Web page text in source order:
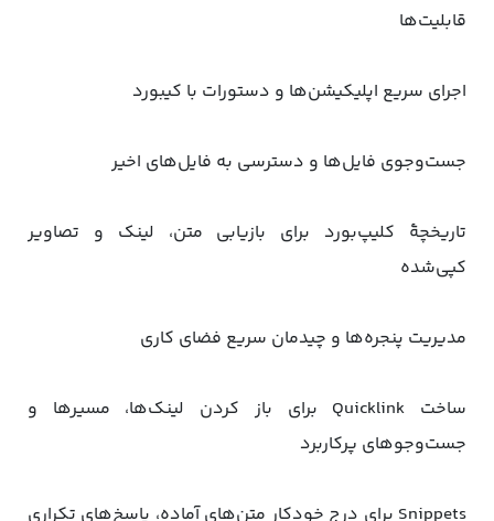
قابلیت‌ها
اجرای سریع اپلیکیشن‌ها و دستورات با کیبورد
جست‌وجوی فایل‌ها و دسترسی به فایل‌های اخیر
تاریخچهٔ کلیپ‌بورد برای بازیابی متن، لینک و تصاویر
کپی‌شده
مدیریت پنجره‌ها و چیدمان سریع فضای کاری
ساخت Quicklink برای باز کردن لینک‌ها، مسیرها و
جست‌وجوهای پرکاربرد
Snippets برای درج خودکار متن‌های آماده، پاسخ‌های تکراری